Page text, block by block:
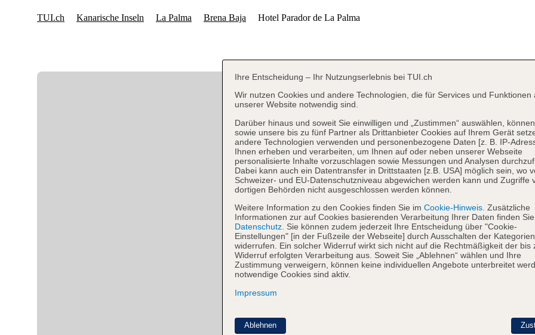
Ihre Entscheidung – Ihr Nutzungserlebnis bei TUI.ch
Wir nutzen Cookies und andere Technologien, die für Services und Funktionen
unserer Website notwendig sind.
Darüber hinaus und soweit Sie einwilligen und „Zustimmen“ auswählen,
sowie unsere bis zu fünf Partner als Drittanbieter Cookies auf Ihrem Gerät
andere Technologien verwenden und personenbezogene Daten [z. B. IP-
Ihnen erheben und verarbeiten, um Ihnen auf oder neben unserer Webseite
personalisierte Inhalte vorzuschlagen sowie Messungen und Analysen
Dabei kann auch ein Datentransfer in Drittstaaten [z.B. USA] möglich sein, wo
Schweizer- und EU-Datenschutzniveau abgewichen werden kann und Zugriffe
dortigen Behörden nicht ausgeschlossen werden können.
Weitere Information zu den Cookies finden Sie im Cookie-Hinweis. Zusätzliche
Informationen zur auf Cookies basierenden Verarbeitung Ihrer Daten finden
Datenschutz. Sie können zudem jederzeit Ihre Entscheidung über "Cookie-
Einstellungen" [in der Fußzeile der Webseite] durch Ausschalten der Kategorien
widerrufen. Ein solcher Widerruf wirkt sich nicht auf die Rechtmäßigkeit der bis
Widerruf erfolgten Verarbeitung aus. Soweit Sie „Ablehnen“ wählen und Ihre
Zustimmung verweigern, können keine individuellen Angebote unterbreitet
notwendige Cookies sind aktiv.
Impressum
Ablehnen